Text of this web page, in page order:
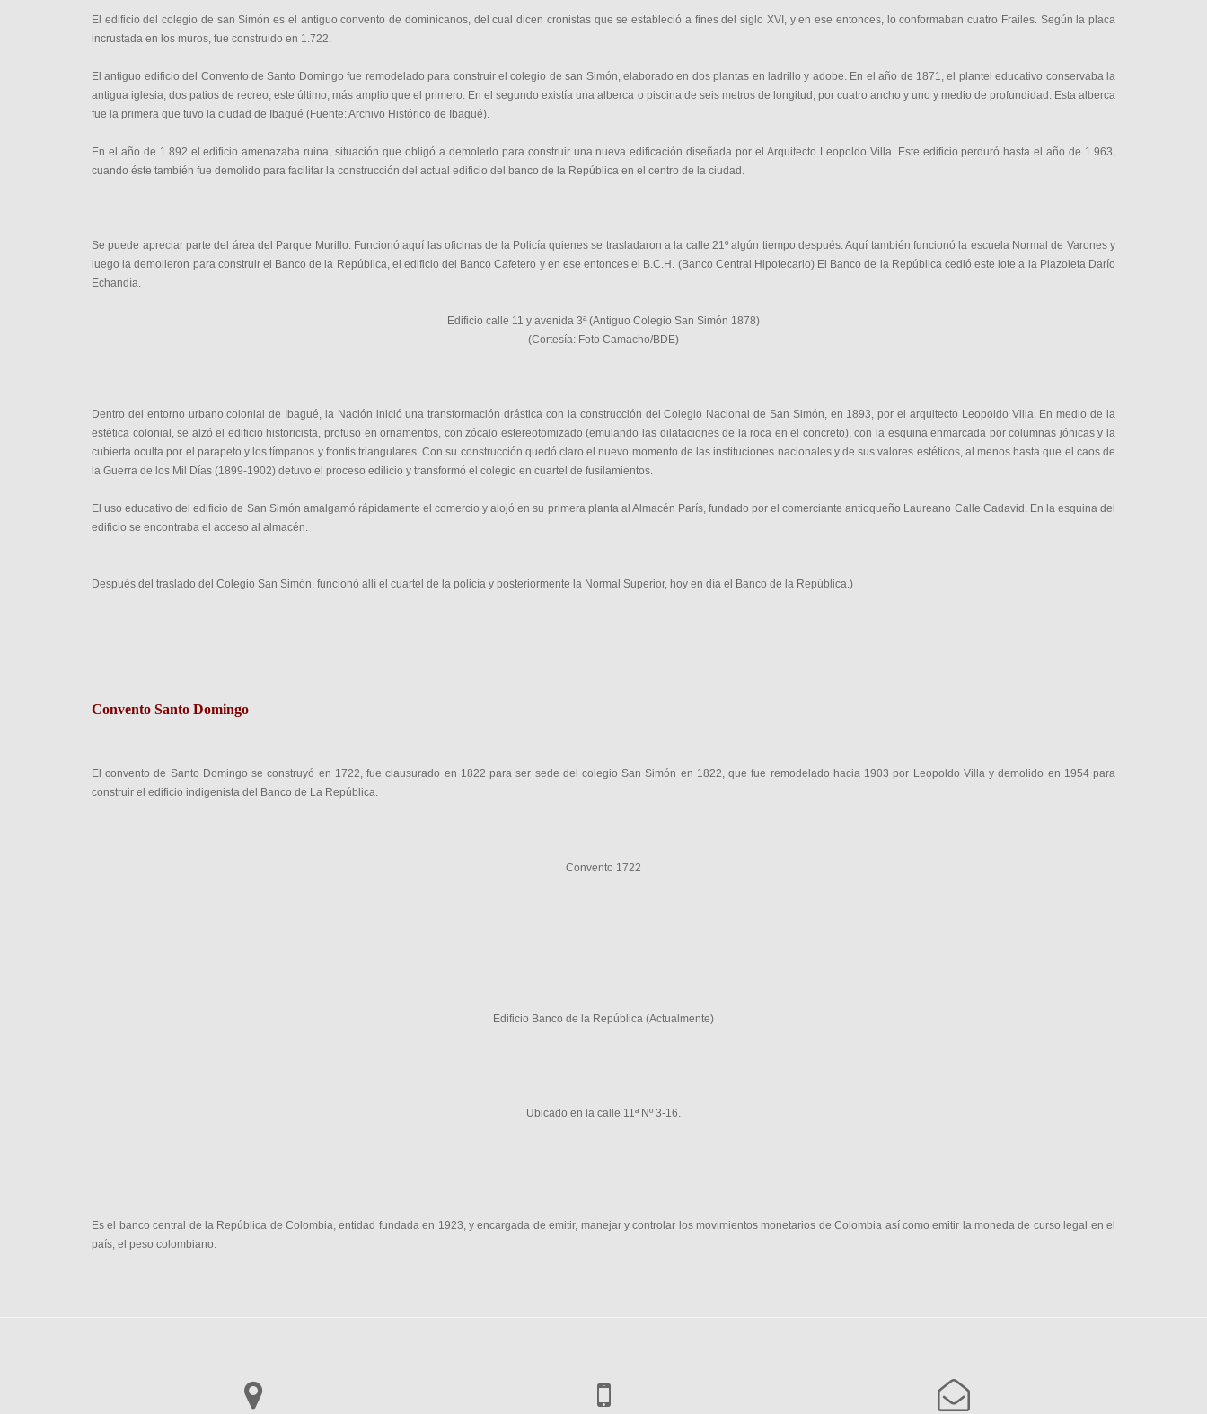
El edificio del colegio de san Simón es el antiguo convento de dominicanos, del cual dicen cronistas que se estableció a fines del siglo XVI, y en ese entonces, lo conformaban cuatro Frailes. Según la placa
incrustada en los muros, fue construido en 1.722.
El antiguo edificio del Convento de Santo Domingo fue remodelado para construir el colegio de san Simón, elaborado en dos plantas en ladrillo y adobe. En el año de 1871, el plantel educativo conservaba la
antigua iglesia, dos patios de recreo, este último, más amplio que el primero. En el segundo existía una alberca o piscina de seis metros de longitud, por cuatro ancho y uno y medio de profundidad. Esta alberca
fue la primera que tuvo la ciudad de Ibagué (Fuente: Archivo Histórico de Ibagué).
En el año de 1.892 el edificio amenazaba ruina, situación que obligó a demolerlo para construir una nueva edificación diseñada por el Arquitecto Leopoldo Villa. Este edificio perduró hasta el año de 1.963,
cuando éste también fue demolido para facilitar la construcción del actual edificio del banco de la República en el centro de la ciudad.
Se puede apreciar parte del área del Parque Murillo. Funcionó aquí las oficinas de la Policía quienes se trasladaron a la calle 21º algún tiempo después. Aquí también funcionó la escuela Normal de Varones y
luego la demolieron para construir el Banco de la República, el edificio del Banco Cafetero y en ese entonces el B.C.H. (Banco Central Hipotecario) El Banco de la República cedió este lote a la Plazoleta Darío
Echandía.
Edificio calle 11 y avenida 3ª (Antiguo Colegio San Simón 1878)
(Cortesía: Foto Camacho/BDE)
Dentro del entorno urbano colonial de Ibagué, la Nación inició una transformación drástica con la construcción del Colegio Nacional de San Simón, en 1893, por el arquitecto Leopoldo Villa. En medio de la
estética colonial, se alzó el edificio historicista, profuso en ornamentos, con zócalo estereotomizado (emulando las dilataciones de la roca en el concreto), con la esquina enmarcada por columnas jónicas y la
cubierta oculta por el parapeto y los tímpanos y frontis triangulares. Con su construcción quedó claro el nuevo momento de las instituciones nacionales y de sus valores estéticos, al menos hasta que el caos de
la Guerra de los Mil Días (1899-1902) detuvo el proceso edilicio y transformó el colegio en cuartel de fusilamientos.
El uso educativo del edificio de San Simón amalgamó rápidamente el comercio y alojó en su primera planta al Almacén París, fundado por el comerciante antioqueño Laureano Calle Cadavid. En la esquina del
edificio se encontraba el acceso al almacén.
Después del traslado del Colegio San Simón, funcionó allí el cuartel de la policía y posteriormente la Normal Superior, hoy en día el Banco de la República.)
Convento Santo Domingo
El convento de Santo Domingo se construyó en 1722, fue clausurado en 1822 para ser sede del colegio San Simón en 1822, que fue remodelado hacia 1903 por Leopoldo Villa y demolido en 1954 para
construir el edificio indigenista del Banco de La República.
Convento 1722
Edificio Banco de la República (Actualmente)
Ubicado en la calle 11ª Nº 3-16.
Es el banco central de la República de Colombia, entidad fundada en 1923, y encargada de emitir, manejar y controlar los movimientos monetarios de Colombia así como emitir la moneda de curso legal en el
país, el peso colombiano.